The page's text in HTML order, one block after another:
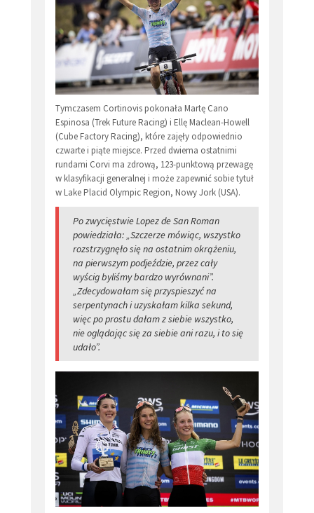
Tymczasem Cortinovis pokonała Martę Cano
Espinosa (Trek Future Racing) i Ellę Maclean-Howell
(Cube Factory Racing), które zajęły odpowiednio
czwarte i piąte miejsce. Przed dwiema ostatnimi
rundami Corvi ma zdrową, 123-punktową przewagę
w klasyfikacji generalnej i może zapewnić sobie tytuł
w Lake Placid Olympic Region, Nowy Jork (USA).
Po zwycięstwie Lopez de San Roman
powiedziała: „Szczerze mówiąc, wszystko
rozstrzygnęło się na ostatnim okrążeniu,
na pierwszym podjeździe, przez cały
wyścig byliśmy bardzo wyrównani”.
„Zdecydowałam się przyspieszyć na
serpentynach i uzyskałam kilka sekund,
więc po prostu dałam z siebie wszystko,
nie oglądając się za siebie ani razu, i to się
udało”.